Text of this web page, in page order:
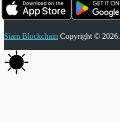
Siam Blockchain Copyright © 2026.